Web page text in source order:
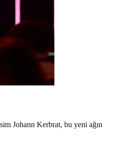
Johann Kerbrat, bu yeni ağın